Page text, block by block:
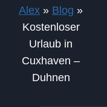
Alex » Blog »
Kostenloser
Urlaub in
Cuxhaven –
Duhnen